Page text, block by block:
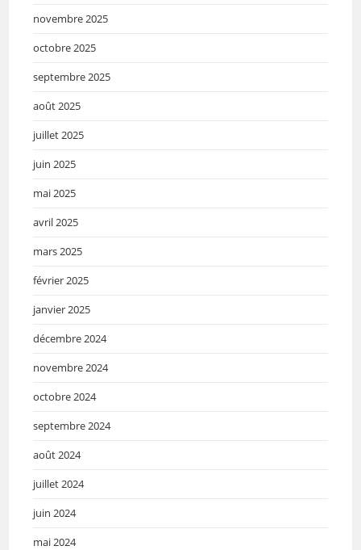
novembre 2025
octobre 2025
septembre 2025
août 2025
juillet 2025
juin 2025
mai 2025
avril 2025
mars 2025
février 2025
janvier 2025
décembre 2024
novembre 2024
octobre 2024
septembre 2024
août 2024
juillet 2024
juin 2024
mai 2024